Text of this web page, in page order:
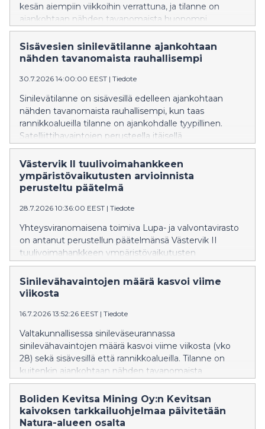
kesän aiempiin viikkoihin verrattuna, ja tilanne on
ajankohtaan nähden tavanomaista huonompi.
Sisävesien sinilevätilanne ajankohtaan
nähden tavanomaista rauhallisempi
30.7.2026 14:00:00 EEST | Tiedote
Sinilevätilanne on sisävesillä edelleen ajankohtaan
nähden tavanomaista rauhallisempi, kun taas
rannikkoalueilla tilanne on ajankohdalle tyypillinen.
Satelliittihavaintojen perusteella itäisellä
Suomenlahdella on esiintynyt sinilevän pintakukintoja.
Västervik II tuulivoimahankkeen
ympäristövaikutusten arvioinnista
perusteltu päätelmä
28.7.2026 10:36:00 EEST | Tiedote
Yhteysviranomaisena toimiva Lupa- ja valvontavirasto
on antanut perustellun päätelmänsä Västervik II
tuulivoimahankkeen ympäristövaikutusten
arviointiselostuksesta.
Sinilevähavaintojen määrä kasvoi viime
viikosta
16.7.2026 13:52:26 EEST | Tiedote
Valtakunnallisessa sinileväseurannassa
sinilevähavaintojen määrä kasvoi viime viikosta (vko
28) sekä sisävesillä että rannikkoalueilla. Tilanne on
kuitenkin ajankohtaan nähden tavanomaista
rauhallisempi.
Boliden Kevitsa Mining Oy:n Kevitsan
kaivoksen tarkkailuohjelmaa päivitetään
Natura-alueen osalta